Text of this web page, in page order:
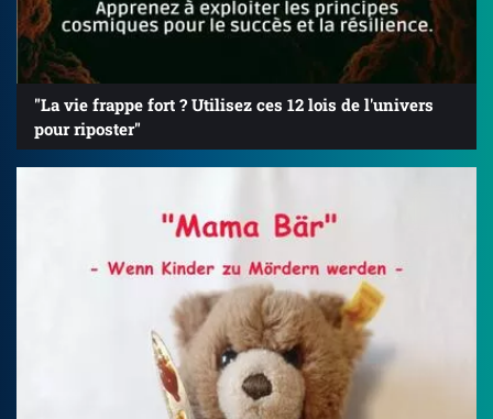
"La vie frappe fort ? Utilisez ces 12 lois de l'univers
pour riposter"